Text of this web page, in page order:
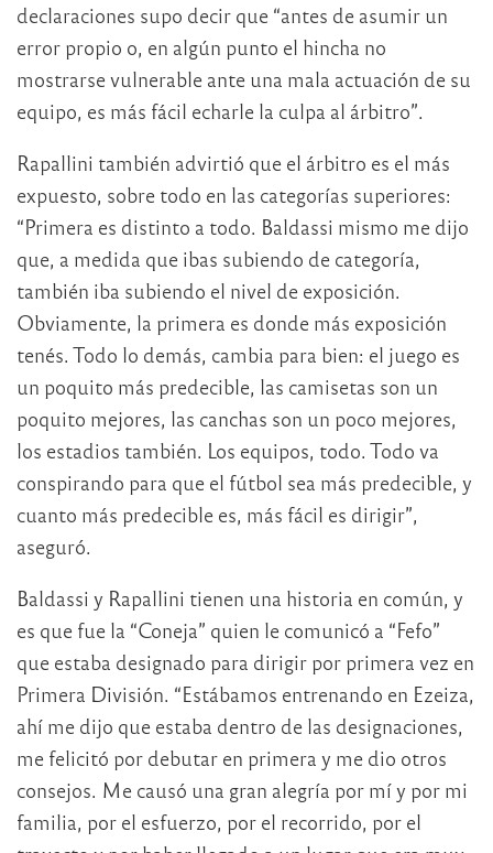
declaraciones supo decir que “antes de asumir un
error propio o, en algún punto el hincha no
mostrarse vulnerable ante una mala actuación de su
equipo, es más fácil echarle la culpa al árbitro”.
Rapallini también advirtió que el árbitro es el más
expuesto, sobre todo en las categorías superiores:
“Primera es distinto a todo. Baldassi mismo me dijo
que, a medida que ibas subiendo de categoría,
también iba subiendo el nivel de exposición.
Obviamente, la primera es donde más exposición
tenés. Todo lo demás, cambia para bien: el juego es
un poquito más predecible, las camisetas son un
poquito mejores, las canchas son un poco mejores,
los estadios también. Los equipos, todo. Todo va
conspirando para que el fútbol sea más predecible, y
cuanto más predecible es, más fácil es dirigir”,
aseguró.
Baldassi y Rapallini tienen una historia en común, y
es que fue la “Coneja” quien le comunicó a “Fefo”
que estaba designado para dirigir por primera vez en
Primera División. “Estábamos entrenando en Ezeiza,
ahí me dijo que estaba dentro de las designaciones,
me felicitó por debutar en primera y me dio otros
consejos. Me causó una gran alegría por mí y por mi
familia, por el esfuerzo, por el recorrido, por el